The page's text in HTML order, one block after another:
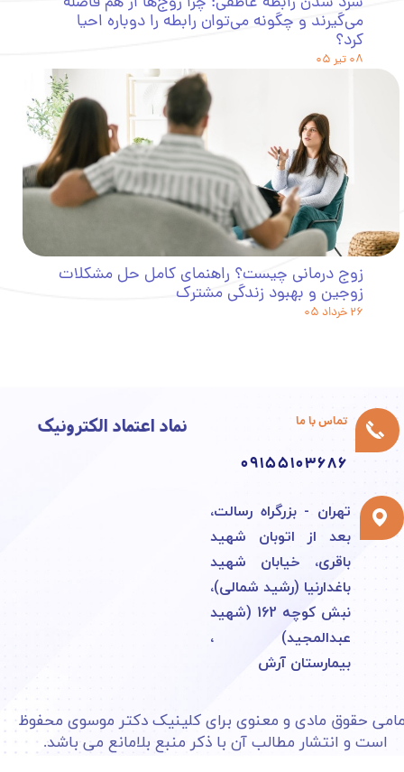
می‌گیرند و چگونه می‌توان رابطه را دوباره احیا
کرد؟
۰۸ تیر ۰۵
زوج درمانی چیست؟ راهنمای کامل حل مشکلات
زوجین و بهبود زندگی مشترک
۲۶ خرداد ۰۵
تماس با ما
09155103686
نماد اعتماد الکترونیک
حقوق مادی و معنوی برای کلینیک دکتر موسوی محفوظ
است و انتشار مطالب آن با ذکر منبع بلامانع می باشد.​​​​​​​
تهران - بزرگراه رسالت،
بعد از اتوبان شهید
باقری، خیابان شهید
باغدارنیا (رشید شمالی)،
نبش کوچه 162 (شهید
عبدالمجید) ،
بیمارستان آرش​​​​​​​